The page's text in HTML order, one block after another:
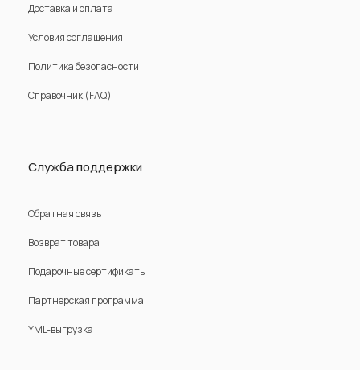
Доставка и оплата
Условия соглашения
Политика безопасности
Справочник (FAQ)
Служба поддержки
Обратная связь
Возврат товара
Подарочные сертификаты
Партнерская программа
YML-выгрузка